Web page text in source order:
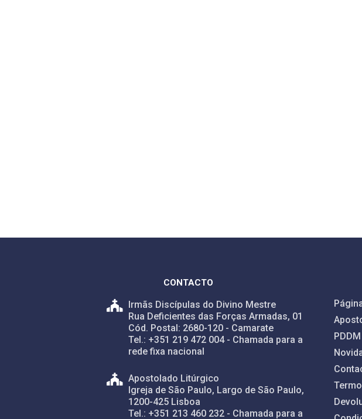
CONTACTO
Irmãs Discípulas do Divino Mestre
Rua Deficientes das Forças Armadas, 01
Cód. Postal: 2680-120 - Camarate
Tel.: +351 219 472 004 - Chamada para a
rede fixa nacional
Apostolado Litúrgico
Igreja de São Paulo, Largo de São Paulo,
1200-425 Lisboa
Tel.: +351 213 460 232 - Chamada para a
PDDM